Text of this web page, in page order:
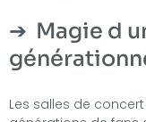
Magie d
Les salles de